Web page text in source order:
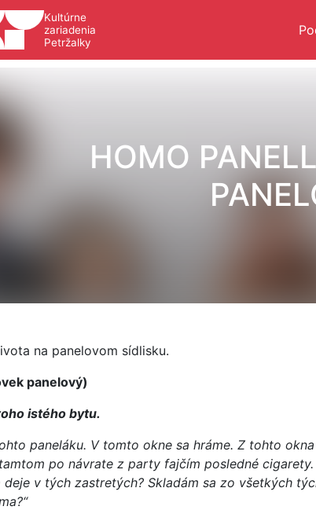
Kultúrne
zariadenia
Petržalky
HOMO
na panelovom sídlisku.
panelový)
istého bytu.
paneláku. V tomto okne sa hráme. Z tohto
po návrate z party fajčím posledné
v tých zastretých? Skladám sa zo všetkých